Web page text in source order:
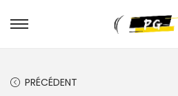
PRÉCÉDENT